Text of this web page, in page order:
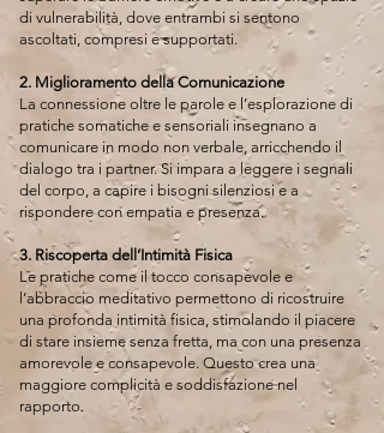
di vulnerabilità, dove entrambi si sentono
ascoltati, compresi e supportati.
2. Miglioramento della Comunicazione
La connessione oltre le parole e l’esplorazione di
pratiche somatiche e sensoriali insegnano a
comunicare in modo non verbale, arricchendo il
dialogo tra i partner. Si impara a leggere i segnali
del corpo, a capire i bisogni silenziosi e a
rispondere con empatia e presenza.
3. Riscoperta dell’Intimità Fisica
Le pratiche come il tocco consapevole e
l’abbraccio meditativo permettono di ricostruire
una profonda intimità fisica, stimolando il piacere
di stare insieme senza fretta, ma con una presenza
amorevole e consapevole. Questo crea una
maggiore complicità e soddisfazione nel
rapporto.